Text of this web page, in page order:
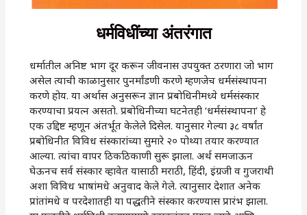
धर्मविधींच्या अंतरंगात
धर्मातील अनिष्ट भाग दूर करून जीवनास उपयुक्त ठरणारा जो भाग
असेल त्याची काळानुसार पुनर्मांडणी करणे म्हणजेच धर्मसंस्थापना
करणे होय. या अर्थास अनुसरून ज्ञान प्रबोधिनीमध्ये धर्मसंस्कार
करण्याचा प्रयत्न असतो. प्रबोधिनीच्या घटनेतही ‌‘धर्मसंस्थापना‌’ हे
एक उद्दिष्ट म्हणून अंतर्भूत केलेले दिसेल. यानुसार गेल्या ३८ वर्षांत
प्रबोधिनीत विविध संस्कारांच्या सुमारे २० पोथ्या तयार करण्यात
आल्या. त्यांचा वापर ठिकठिकाणी सुरू झाला. अर्थ समजाऊन
घेऊनच सर्व संस्कार व्हावेत यासाठी मराठी, हिंदी, इंग्रजी व गुजराथी
अशा विविध भाषांमधे अनुवाद केले गेले. त्यानुसार देशात अनेक
प्रांतांमधे व परदेशातही या पद्धतीने संस्कार करण्यास प्रारंभ झाला.